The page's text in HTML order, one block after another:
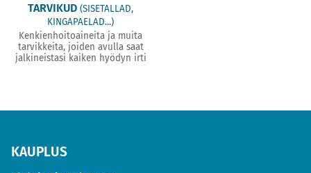
TARVIKUD (SISETALLAD,
KINGAPAELAD...)
Kenkienhoitoaineita ja muita
tarvikkeita, joiden avulla saat
jalkineistasi kaiken hyödyn irti
KAUPLUS